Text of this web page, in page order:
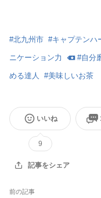
#北九州市 #キャプテンハ
ニケーション力 #自分
める達人 #美味しいお茶
いいね
9
記事をシェア
前の記事